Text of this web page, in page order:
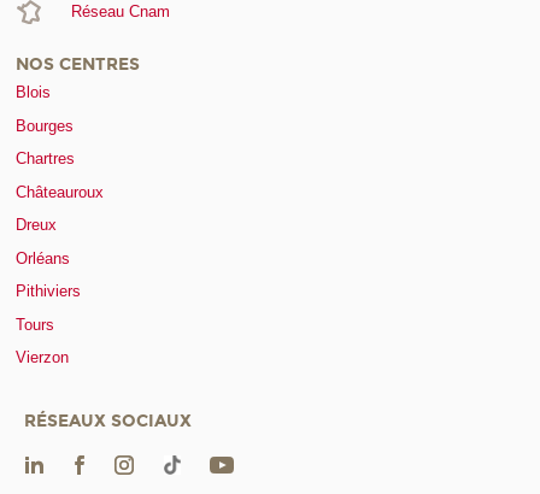
Réseau Cnam
NOS CENTRES
Blois
Bourges
Chartres
Châteauroux
Dreux
Orléans
Pithiviers
Tours
Vierzon
RÉSEAUX SOCIAUX